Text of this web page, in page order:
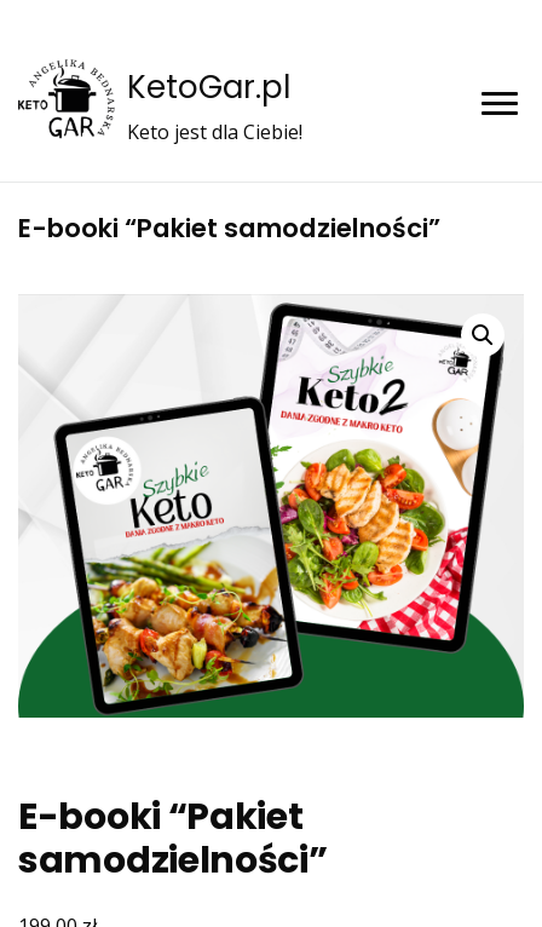
KetoGar.pl
Keto jest dla Ciebie!
E-booki “Pakiet samodzielności”
E-booki “Pakiet
samodzielności”